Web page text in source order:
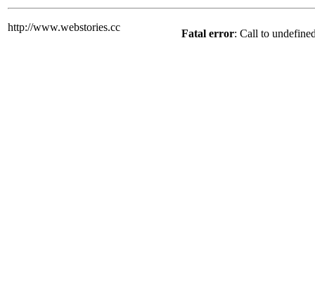
http://www.webstories.cc
Fatal error: Call to